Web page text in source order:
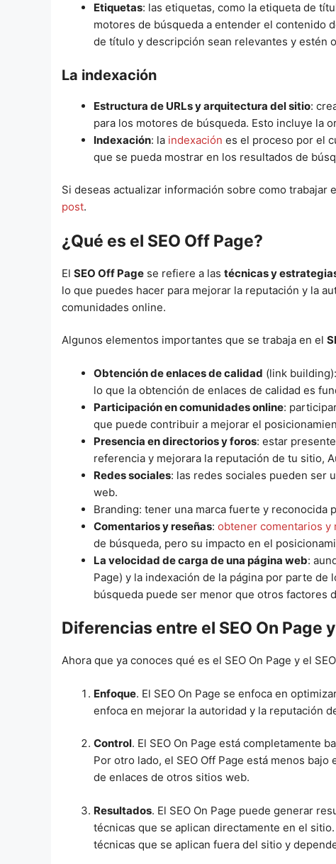
Etiquetas: las etiquetas, como la etiqueta de
motores de búsqueda a entender el contenido
de título y descripción sean relevantes y estén
La indexación
Estructura de URLs y arquitectura del sitio:
para los motores de búsqueda. Esto incluye la
Indexación: la indexación es el proceso por el
que se pueda mostrar en los resultados de
Si deseas actualizar información sobre como
post.
¿Qué es el SEO Off Page?
El SEO Off Page se refiere a las técnicas y
lo que puedes hacer para mejorar la reputación y la
comunidades online.
Algunos elementos importantes que se trabaja en el
Obtención de enlaces de calidad (link
lo que la obtención de enlaces de calidad es
Participación en comunidades online:
que puede contribuir a mejorar el
Presencia en directorios y foros: estar
referencia y mejorara la reputación de tu sitio,
Redes sociales: las redes sociales pueden ser
web.
Branding: tener una marca fuerte y reconocida
Comentarios y reseñas: obtener comentarios y
de búsqueda, pero su impacto en el
La velocidad de carga de una página web:
Page) y la indexación de la página por parte
búsqueda puede ser menor que otros factores
Diferencias entre el SEO On Page
Ahora que ya conoces qué es el SEO On Page y el
Enfoque. El SEO On Page se enfoca en
enfoca en mejorar la autoridad y la reputación
Control. El SEO On Page está completamente
Por otro lado, el SEO Off Page está menos
de enlaces de otros sitios web.
Resultados. El SEO On Page puede generar
técnicas que se aplican directamente en el
técnicas que se aplican fuera del sitio y